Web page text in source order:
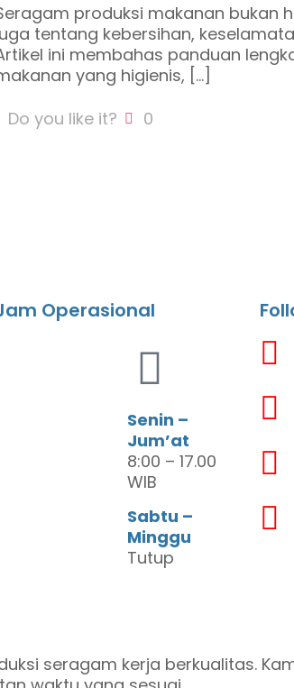
produksi makanan bukan
tentang kebersihan,
ini membahas panduan
yang higienis, […]
Do you like it?
0
Operasional
Senin –
Jum’at
8:00 – 17.00
WIB
Sabtu –
Minggu
Tutup
seragam kerja berkualitas.